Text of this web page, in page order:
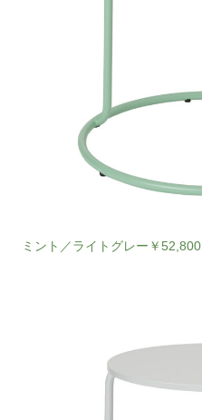
ミント／ライトグレー￥52,800